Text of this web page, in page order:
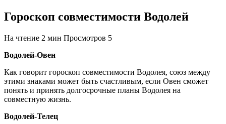
Гороскоп совместимости Водолей
На чтение 2 мин Просмотров 5
Водолей-Овен
Как говорит гороскоп совместимости Водолея, союз между
этими знаками может быть счастливым, если Овен сможет
понять и принять долгосрочные планы Водолея на
совместную жизнь.
Водолей-Телец